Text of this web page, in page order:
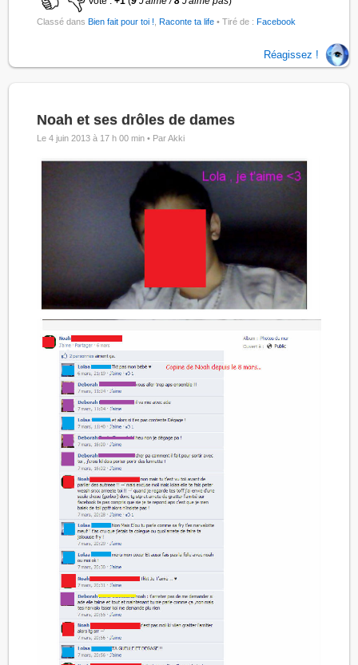
Classé dansBien fait pour toi ! ,Raconte ta life • Tiré de :Facebook
Réagissez !
Noah et ses drôles de dames
Le 4 juin 2013 à 17 h 00 min • Par Akki